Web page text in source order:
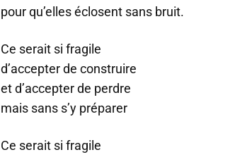
pour qu’elles éclosent sans bruit.
Ce serait si fragile
d’accepter de construire
et d’accepter de perdre
mais sans s’y préparer
Ce serait si fragile